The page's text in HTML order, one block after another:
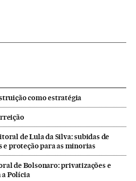
como estratégia
de Lula da Silva: subidas de
e proteção para as minorias
de Bolsonaro: privatizações e
Polícia